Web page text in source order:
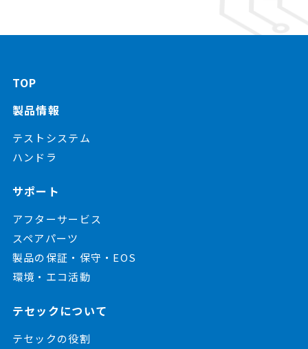
TOP
製品情報
テストシステム
ハンドラ
サポート
アフターサービス
スペアパーツ
製品の保証・保守・EOS
環境・エコ活動
テセックについて
テセックの役割